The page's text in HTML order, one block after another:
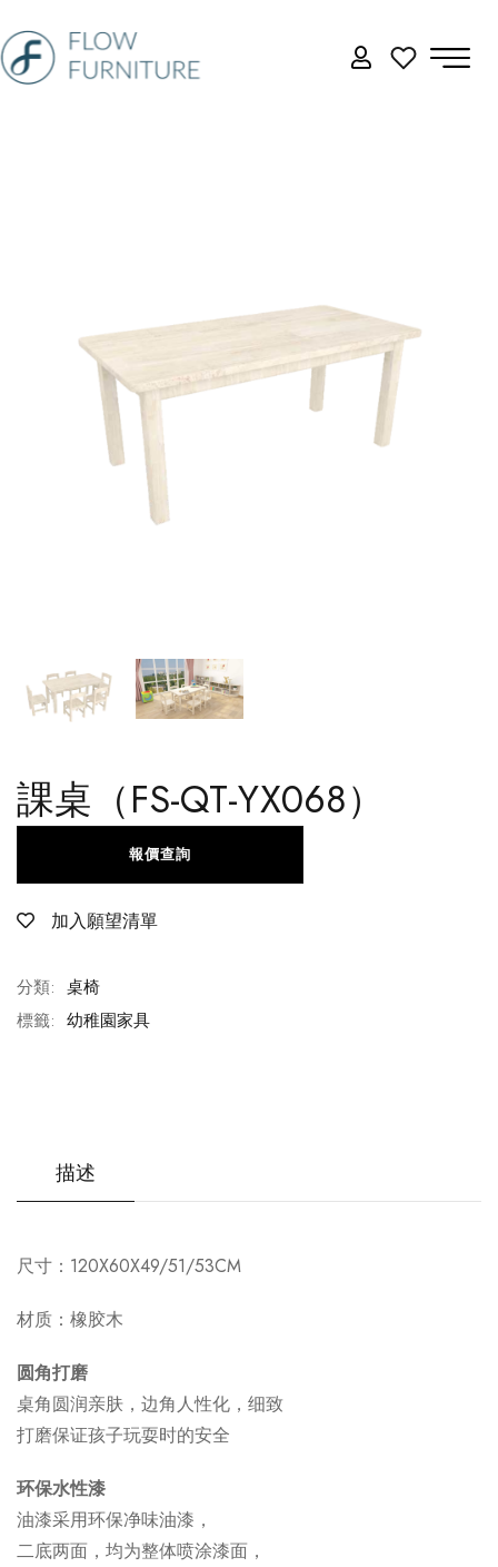
課桌（FS-QT-YX068）
加入願望清單
報價查詢
分類: 桌椅
標籤: 幼稚園家具
描述
尺寸： 120X60X49/51/53CM
材质：橡胶木
圆角打磨
桌角圆润亲肤，边角人性化，细致
打磨保证孩子玩耍时的安全
环保水性漆
油漆采用环保净味油漆，
二底两面，均为整体喷涂漆面，